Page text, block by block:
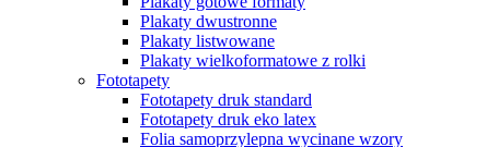
Plakaty dwustronne
Plakaty listwowane
Plakaty wielkoformatowe z rolki
Fototapety
Fototapety druk standard
Fototapety druk eko latex
Folia samoprzylepna wycinane wzory